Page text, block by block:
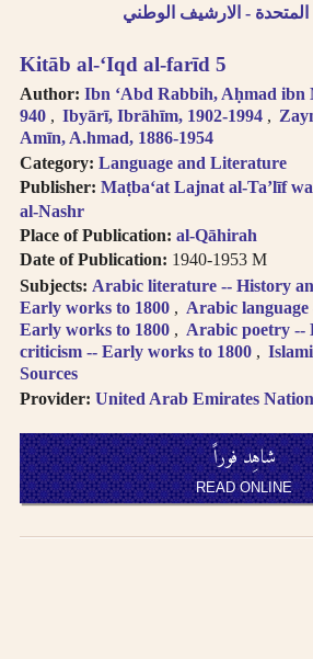
Kitāb al-ʻIqd al-farīd 5
Author: Ibn ʻAbd Rabbih, Aḥmad ibn
940
Ibyārī, Ibrāhīm, 1902-1994
Amīn, A.hmad, 1886-1954
Category: Language and Literature
Publisher: Maṭbaʻat Lajnat al-Taʼlīf
al-Nashr
Place of Publication: al-Qāhirah
Date of Publication: 1940-1953 M
Subjects: Arabic literature -- History
Early works to 1800
Arabic
Early works to 1800
Arabic poetry --
criticism -- Early works to 1800
Sources
Provider: United Arab Emirates
شاهِد فوراً
READ ONLINE
المتحدة - الارشيف الوطني